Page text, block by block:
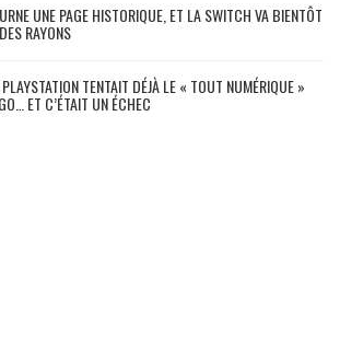
UNE PAGE HISTORIQUE, ET LA SWITCH VA BIENTÔT
RAYONS
TENTAIT DÉJÀ LE « TOUT NUMÉRIQUE »
ET C’ÉTAIT UN ÉCHEC